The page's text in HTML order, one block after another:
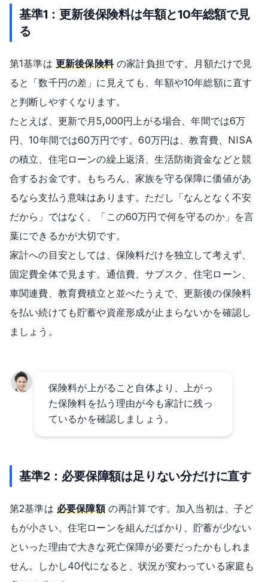
基準1：更新後保険料は年額と10年総額で見
る
第1基準は 更新後保険料の家計負担です。月額だけで見
ると「数千円の差」に見えても、年額や10年総額に直す
と判断しやすくなります。
たとえば、更新で月5,000円上がる場合、年間では6万
円、10年間では60万円です。60万円は、教育費、NISA
の積立、住宅ローンの繰上返済、生活防衛資金などと競
合するお金です。もちろん、家族を守る保障に価値があ
るなら支払う意味はあります。ただし「なんとなく不安
だから」ではなく、「この60万円で何を守るのか」を言
葉にできるかが大切です。
家計への目安としては、保険料だけを独立して考えず、
固定費全体で見ます。通信費、サブスク、住宅ローン、
車関連費、教育費積立と並べたうえで、更新後の保険料
を払い続けても貯蓄や資産形成が止まらないかを確認し
ましょう。
保険料が上がること自体より、上がっ
た保険料を払う理由が今も家計に残っ
ているかを確認しましょう。
基準2：必要保障額は足りない分だけに直す
第2基準は 必要保障額の再計算です。加入当初は、子ど
もが小さい、住宅ローンを組んだばかり、貯蓄が少ない
といった理由で大きな死亡保障が必要だったかもしれま
せん。しかし40代になると、状況が変わっている家庭も